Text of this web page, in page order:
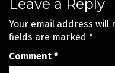
Leave a Reply
Your email address will
fields are marked *
Comment *